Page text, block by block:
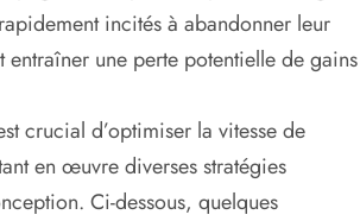
incités à abandonner leur
entraîner une perte potentielle de gains
crucial d’optimiser la vitesse de
en œuvre diverses stratégies
Ci-dessous, quelques